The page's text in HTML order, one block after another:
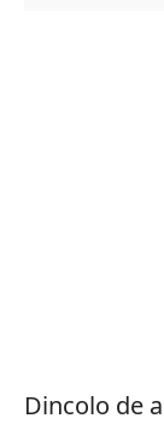
Dincolo de